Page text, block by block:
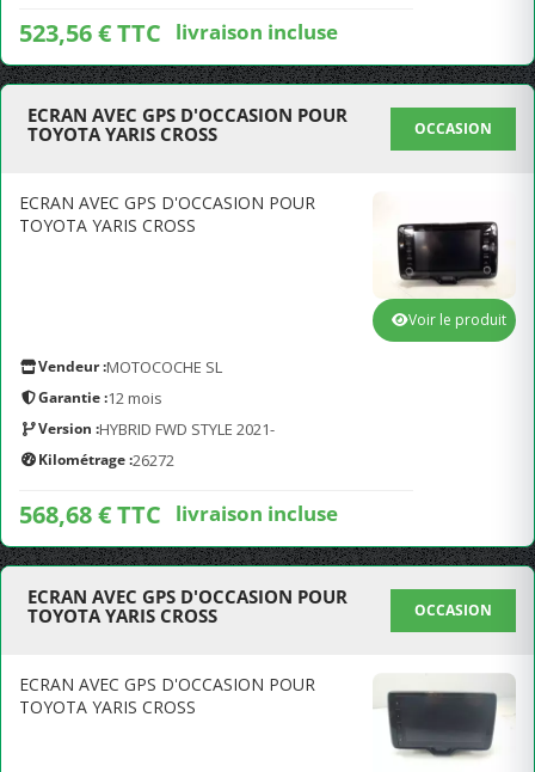
523,56 € TTC livraison incluse
ECRAN AVEC GPS D'OCCASION POUR
TOYOTA YARIS CROSS
OCCASION
ECRAN AVEC GPS D'OCCASION POUR
TOYOTA YARIS CROSS
Vendeur :MOTOCOCHE SL
Garantie :12 mois
Version :HYBRID FWD STYLE 2021-
Kilométrage :26272
568,68 € TTC livraison incluse
Voir le produit
ECRAN AVEC GPS D'OCCASION POUR
TOYOTA YARIS CROSS
OCCASION
ECRAN AVEC GPS D'OCCASION POUR
TOYOTA YARIS CROSS